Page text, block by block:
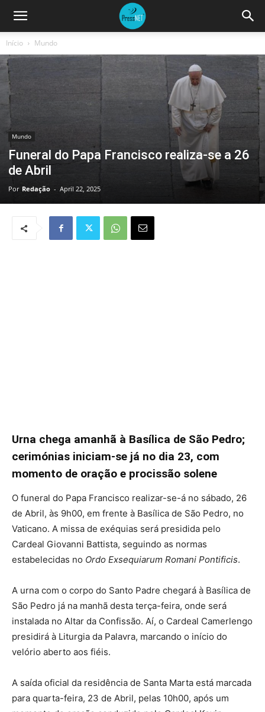
Início Mundo
Mundo
Funeral do Papa Francisco realiza-se a 26
de Abril
Por Redação - April 22, 2025
Urna chega amanhã à Basílica de São Pedro;
cerimónias iniciam-se já no dia 23, com
momento de oração e procissão solene
O funeral do Papa Francisco realizar-se-á no sábado, 26
de Abril, às 9h00, em frente à Basílica de São Pedro, no
Vaticano. A missa de exéquias será presidida pelo
Cardeal Giovanni Battista, seguindo as normas
estabelecidas no Ordo Exsequiarum Romani Pontificis.
A urna com o corpo do Santo Padre chegará à Basílica de
São Pedro já na manhã desta terça-feira, onde será
instalada no Altar da Confissão. Aí, o Cardeal Camerlengo
presidirá à Liturgia da Palavra, marcando o início do
velório aberto aos fiéis.
A saída oficial da residência de Santa Marta está marcada
para quarta-feira, 23 de Abril, pelas 10h00, após um